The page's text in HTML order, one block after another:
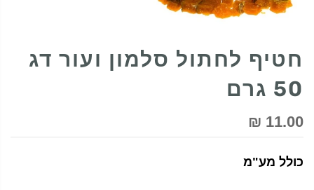
חטיף לחתול סלמון ועור דג
50 גרם
11.00 ₪
כולל מע"מ